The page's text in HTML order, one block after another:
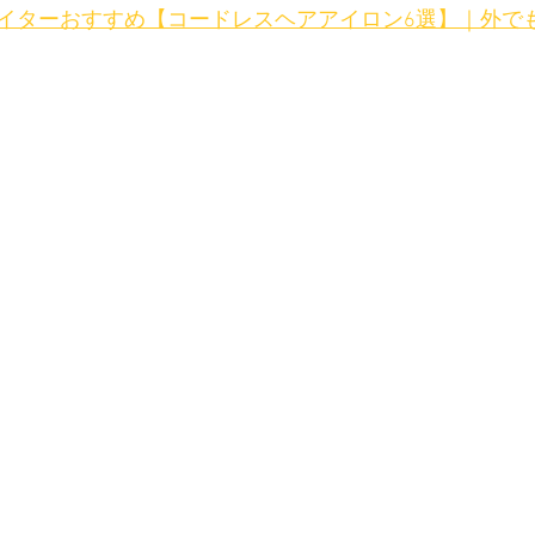
ターおすすめ【コードレスヘアアイロン6選】｜外で